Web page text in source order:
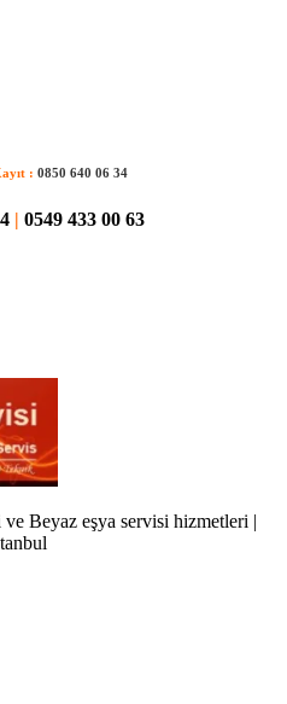
: 0850 640 06 34
0549 433 00 63
Beyaz eşya servisi hizmetleri |